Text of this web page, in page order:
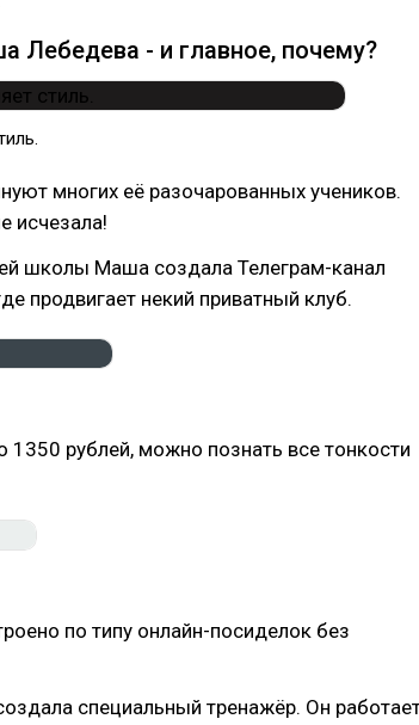
Лебедева - и главное, почему?
многих её разочарованных учеников.
исчезала!
школы Маша создала Телеграм-канал
продвигает некий приватный клуб.
1350 рублей, можно познать все тонкости
по типу онлайн-посиделок без
специальный тренажёр. Он